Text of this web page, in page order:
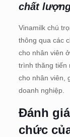
chất
Vinamilk chú
thông qua các
cho nhân viên
trình thăng tiến
cho nhân viên,
doanh nghiệp.
Đánh
chức